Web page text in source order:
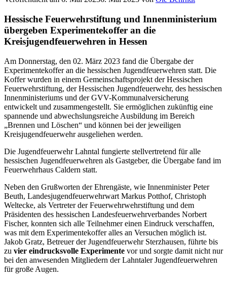
Hessische Feuerwehrstiftung und Innenministerium
übergeben Experimentekoffer an die
Kreisjugendfeuerwehren in Hessen
Am Donnerstag, den 02. März 2023 fand die Übergabe der
Experimentekoffer an die hessischen Jugendfeuerwehren statt. Die
Koffer wurden in einem Gemeinschaftsprojekt der Hessischen
Feuerwehrstiftung, der Hessischen Jugendfeuerwehr, des hessischen
Innenministeriums und der GVV-Kommunalversicherung
entwickelt und zusammengestellt. Sie ermöglichen zukünftig eine
spannende und abwechslungsreiche Ausbildung im Bereich
„Brennen und Löschen“ und können bei der jeweiligen
Kreisjugendfeuerwehr ausgeliehen werden.
Die Jugendfeuerwehr Lahntal fungierte stellvertretend für alle
hessischen Jugendfeuerwehren als Gastgeber, die Übergabe fand im
Feuerwehrhaus Caldern statt.
Neben den Grußworten der Ehrengäste, wie Innenminister Peter
Beuth, Landesjugendfeuerwehrwart Markus Potthof, Christoph
Weltecke, als Vertreter der Feuerwehrwehrstiftung und dem
Präsidenten des hessischen Landesfeuerwehrverbandes Norbert
Fischer, konnten sich alle Teilnehmer einen Eindruck verschaffen,
was mit dem Experimentekoffer alles an Versuchen möglich ist.
Jakob Gratz, Betreuer der Jugendfeuerwehr Sterzhausen, führte bis
zu vier eindrucksvolle Experimente vor und sorgte damit nicht nur
bei den anwesenden Mitgliedern der Lahntaler Jugendfeuerwehren
für große Augen.